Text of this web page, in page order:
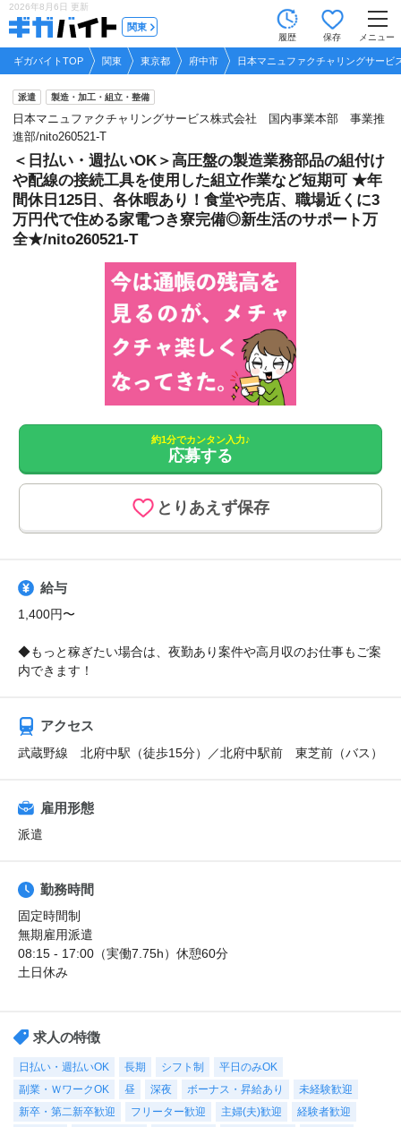
2026年8月6日 更新
関東
履歴 保存 メニュー
ギガバイトTOP 関東 東京都 府中市 日本マニュファクチャリングサー
派遣 製造・加工・組立・整備
日本マニュファクチャリングサービス株式会社 国内事業本部 事業推
進部/nito260521-T
＜日払い・週払いOK＞高圧盤の製造業務部品の組付け
や配線の接続工具を使用した組立作業など短期可 ★年
間休日125日、各休暇あり！食堂や売店、職場近くに3
万円代で住める家電つき寮完備◎新生活のサポート万
全★/nito260521-T
約1分でカンタン入力♪
応募する
とりあえず保存
給与
1,400円〜
◆もっと稼ぎたい場合は、夜勤あり案件や高月収のお仕事もご案
内できます！
アクセス
武蔵野線 北府中駅（徒歩15分）／北府中駅前 東芝前（バス）
雇用形態
派遣
勤務時間
固定時間制
無期雇用派遣
08:15 - 17:00（実働7.75h）休憩60分
土日休み
求人の特徴
日払い・週払いOK 長期 シフト制
平日のみOK
副業・ＷワークOK
昼 深夜 ボーナス・昇給あり
未経験歓迎
新卒・第二新卒歓迎
フリーター歓迎 主婦(夫)歓迎
経験者歓迎